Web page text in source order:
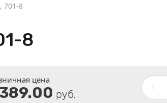
701-8
8
цена
руб.